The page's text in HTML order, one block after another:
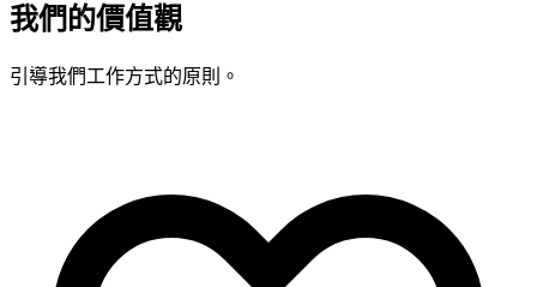
我們的價值觀
引導我們工作方式的原則。